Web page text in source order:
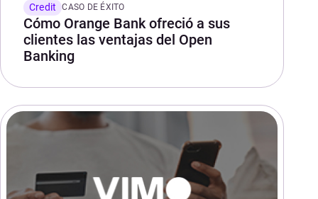
Credit CASO DE ÉXITO
Cómo Orange Bank ofreció a sus
clientes las ventajas del Open
Banking